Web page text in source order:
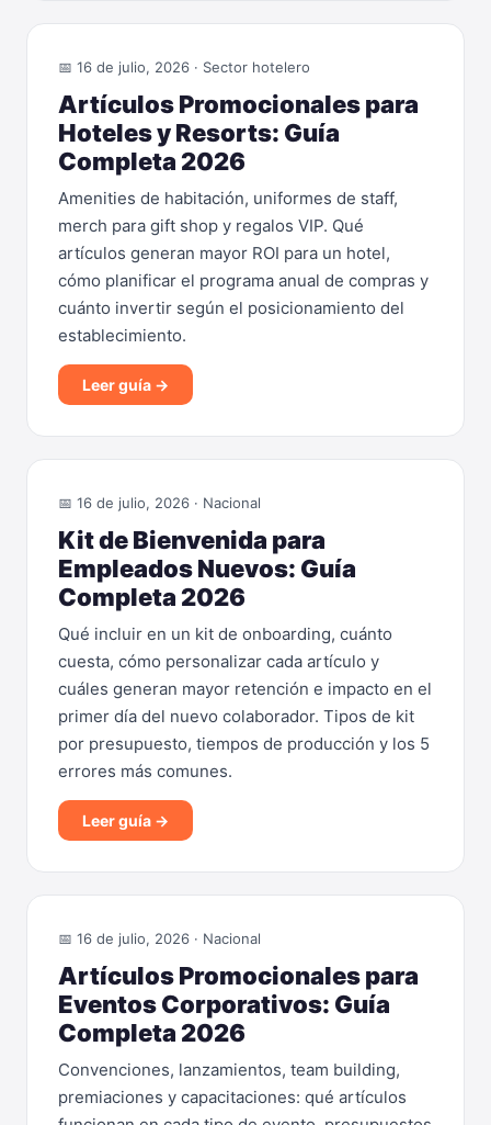
📅 16 de julio, 2026 · Sector hotelero
Artículos Promocionales para
Hoteles y Resorts: Guía
Completa 2026
Amenities de habitación, uniformes de staff,
merch para gift shop y regalos VIP. Qué
artículos generan mayor ROI para un hotel,
cómo planificar el programa anual de compras y
cuánto invertir según el posicionamiento del
establecimiento.
Leer guía →
📅 16 de julio, 2026 · Nacional
Kit de Bienvenida para
Empleados Nuevos: Guía
Completa 2026
Qué incluir en un kit de onboarding, cuánto
cuesta, cómo personalizar cada artículo y
cuáles generan mayor retención e impacto en el
primer día del nuevo colaborador. Tipos de kit
por presupuesto, tiempos de producción y los 5
errores más comunes.
Leer guía →
📅 16 de julio, 2026 · Nacional
Artículos Promocionales para
Eventos Corporativos: Guía
Completa 2026
Convenciones, lanzamientos, team building,
premiaciones y capacitaciones: qué artículos